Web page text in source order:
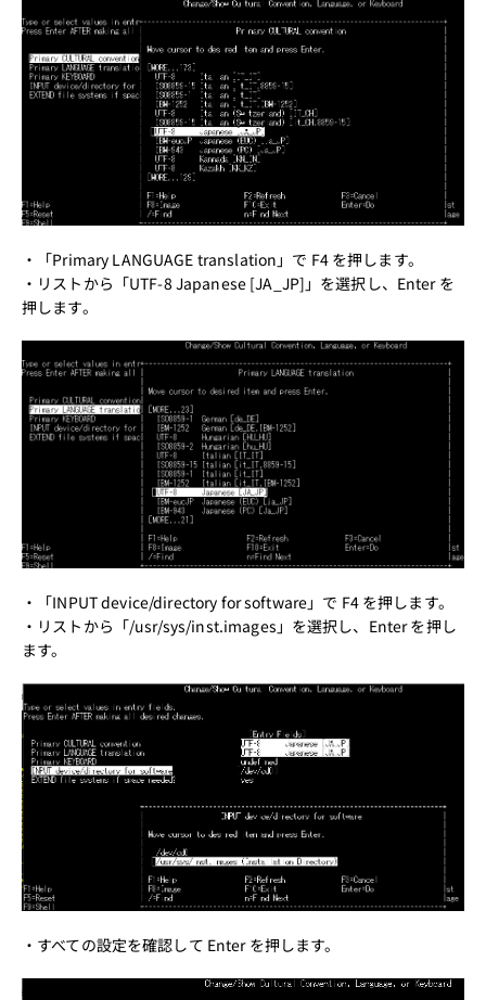
・「Primary LANGUAGE translation」で F4 を押します。
・リストから「UTF-8 Japanese [JA_JP]」を選択し、Enter を
押します。
・「INPUT device/directory for software」で F4 を押します。
・リストから「/usr/sys/inst.images」を選択し、Enter を押し
ます。
・すべての設定を確認して Enter を押します。